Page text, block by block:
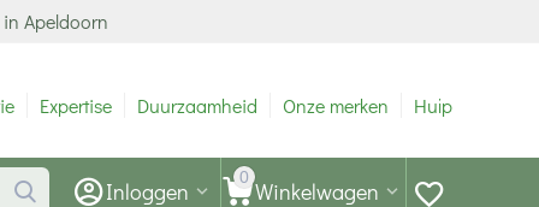
Apeldoorn
Expertise Duurzaamheid Onze merken Hulp
0 Winkelwagen
Inloggen